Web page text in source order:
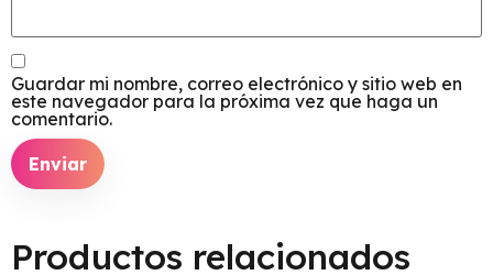
Guardar mi nombre, correo electrónico y sitio web en
este navegador para la próxima vez que haga un
comentario.
Productos relacionados